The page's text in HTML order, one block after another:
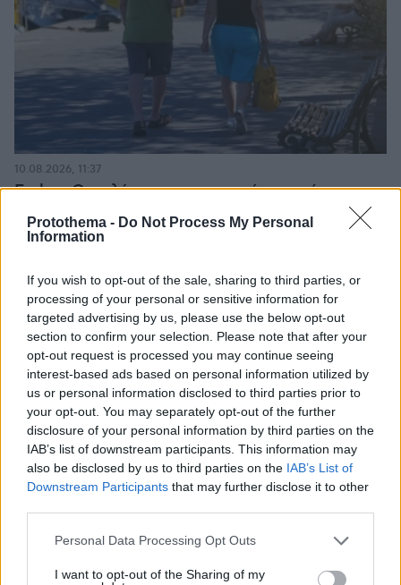
Protothema - Do Not Process My Personal
Information
If you wish to opt-out of the sale, sharing to third parties, or
processing of your personal or sensitive information for
targeted advertising by us, please use the below opt-out
section to confirm your selection. Please note that after your
opt-out request is processed you may continue seeing
interest-based ads based on personal information utilized by
us or personal information disclosed to third parties prior to
your opt-out. You may separately opt-out of the further
disclosure of your personal information by third parties on the
IAB’s list of downstream participants. This information may
also be disclosed by us to third parties on the IAB’s List of
Downstream Participants that may further disclose it to other
Please note that this website/app uses one or more Google
not limited to your visit or usage behaviour. You may click to
Personal Data Processing Opt Outs
I want to opt-out of the Sharing of my
Forbes: Οι καλύτεροι προορισμοί στον κόσμο για
να ζήσεις μετά την σύνταξη, ανάμεσά τους και
τέσσερις πόλεις της Ελλάδας
10.08.2026, 11:37